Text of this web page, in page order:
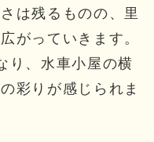
は残るものの、里
がっていきます。
り、水車小屋の横
彩りが感じられま